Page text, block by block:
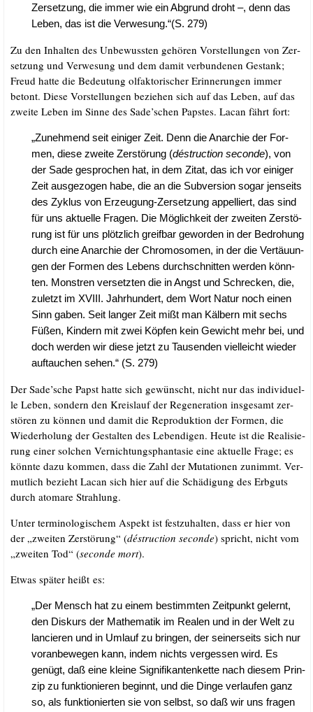
Zer­set­zung, die immer wie ein Abgrund droht –, denn das
Leben, das ist die Verwesung.“(S. 279)
Zu den Inhal­ten des Unbe­wuss­ten gehö­ren Vor­stel­lun­gen von Zer­
set­zung und Ver­we­sung und dem damit ver­bun­de­nen Gestank;
Freud hat­te die Bedeu­tung olfak­to­ri­scher Erin­ne­run­gen immer
betont. Die­se Vor­stel­lun­gen bezie­hen sich auf das Leben, auf das
zwei­te Leben im Sin­ne des Sade’schen Paps­tes. Lacan fährt fort:
„Zuneh­mend seit eini­ger Zeit. Denn die Anar­chie der For­
men, die­se zwei­te Zer­stö­rung (dés­truc­tion secon­de), von
der Sade gespro­chen hat, in dem Zitat, das ich vor eini­ger
Zeit aus­ge­zo­gen habe, die an die Sub­ver­si­on sogar jen­seits
des Zyklus von Erzeu­gung-Zer­set­zung appel­liert, das sind
für uns aktu­el­le Fra­gen. Die Mög­lich­keit der zwei­ten Zer­stö­
rung ist für uns plötz­lich greif­bar gewor­den in der Bedro­hung
durch eine Anar­chie der Chro­mo­so­men, in der die Ver­täu­un­
gen der For­men des Lebens durch­schnit­ten wer­den könn­
ten. Mons­tren ver­setz­ten die in Angst und Schre­cken, die,
zuletzt im XVIII. Jahr­hun­dert, dem Wort Natur noch einen
Sinn gaben. Seit lan­ger Zeit mißt man Käl­bern mit sechs
Füßen, Kin­dern mit zwei Köp­fen kein Gewicht mehr bei, und
doch wer­den wir die­se jetzt zu Tau­sen­den viel­leicht wie­der
auf­tau­chen sehen.“ (S. 279)
Der Sade’sche Papst hat­te sich gewünscht, nicht nur das indi­vi­du­el­
le Leben, son­dern den Kreis­lauf der Rege­ne­ra­ti­on ins­ge­samt zer­
stö­ren zu kön­nen und damit die Repro­duk­ti­on der For­men, die
Wie­der­ho­lung der Gestal­ten des Leben­di­gen. Heu­te ist die Rea­li­sie­
rung einer sol­chen Ver­nich­tungs­phan­ta­sie eine aktu­el­le Fra­ge; es
könn­te dazu kom­men, dass die Zahl der Muta­tio­nen zunimmt. Ver­
mut­lich bezieht Lacan sich hier auf die Schä­di­gung des Erb­guts
durch ato­ma­re Strahlung.
Unter ter­mi­no­lo­gi­schem Aspekt ist fest­zu­hal­ten, dass er hier von
der „zwei­ten Zer­stö­rung“ (dés­truc­tion secon­de) spricht, nicht vom
„zwei­ten Tod“ (secon­de mort).
Etwas spä­ter heißt es:
„Der Mensch hat zu einem bestimm­ten Zeit­punkt gelernt,
den Dis­kurs der Mathe­ma­tik im Rea­len und in der Welt zu
lan­cie­ren und in Umlauf zu brin­gen, der sei­ner­seits sich nur
vor­an­be­we­gen kann, indem nichts ver­ges­sen wird. Es
genügt, daß eine klei­ne Signi­fi­kan­ten­ket­te nach die­sem Prin­
zip zu funk­tio­nie­ren beginnt, und die Din­ge ver­lau­fen ganz
so, als funk­tio­nier­ten sie von selbst, so daß wir uns fra­gen